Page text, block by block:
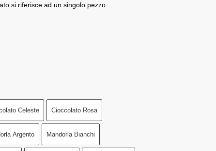
si riferisce ad un singolo pezzo.
Celeste Cioccolato Rosa
Argento Mandorla Bianchi